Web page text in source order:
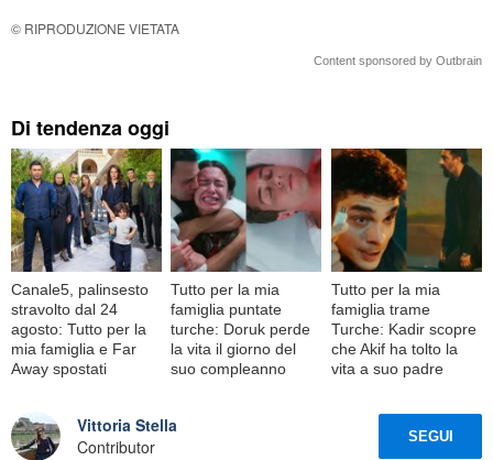
© RIPRODUZIONE VIETATA
Content sponsored by Outbrain
Di tendenza oggi
Canale5, palinsesto
stravolto dal 24
agosto: Tutto per la
mia famiglia e Far
Away spostati
Tutto per la mia
famiglia puntate
turche: Doruk perde
la vita il giorno del
suo compleanno
Tutto per la mia
famiglia trame
Turche: Kadir scopre
che Akif ha tolto la
vita a suo padre
Vittoria Stella
Contributor
SEGUI